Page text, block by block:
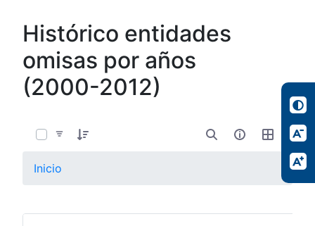
Histórico entidades
omisas por años
(2000-2012)
Inicio